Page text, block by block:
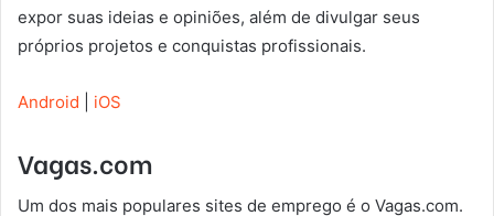
expor suas ideias e opiniões, além de divulgar seus
próprios projetos e conquistas profissionais.
Android iOS
Vagas.com
Um dos mais populares sites de emprego é o Vagas.com.